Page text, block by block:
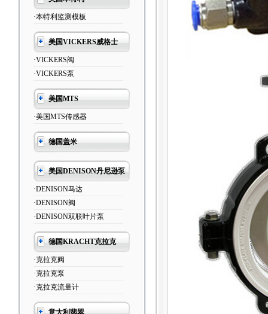
·本特利监测模板
美国VICKERS威格士
·VICKERS阀
·VICKERS泵
美国MTS
·美国MTS传感器
德国盖米
美国DENISON丹尼逊泵
·DENISON马达
·DENISON阀
·DENISON双联叶片泵
德国KRACHT克拉克
·克拉克阀
·克拉克泵
·克拉克流量计
意大利翡翠